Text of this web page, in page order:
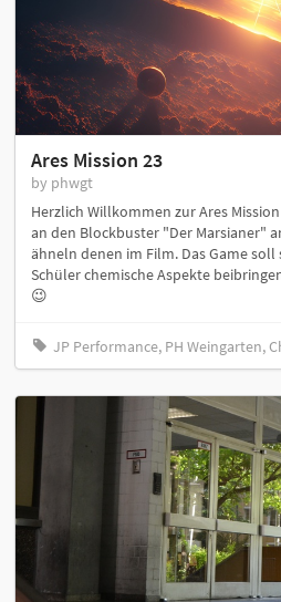
Ares Mission 23
by phwgt
Herzlich Willkommen zur Ares
an den Blockbuster "Der Marsianer"
ähneln denen im Film. Das Game
Schüler chemische Aspekte
😉
JP Performance, PH Weingarten,